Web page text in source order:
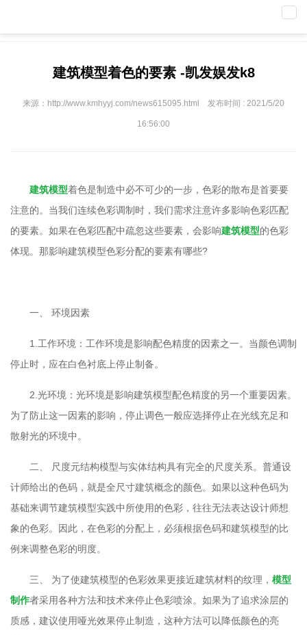
导
建筑模型着色的要素 -凯发娱发k8
来源：http://www.kmhyyj.com/news615095.html 发布时间 : 2021/5/20
16:56:00
建筑模型着色是制造中必不可少的一步，色彩的散布是首要要
注意的。当我们连续色彩调制时，我们需求注意许多影响色彩匹配
的要素。如果在色彩匹配中疏忽这些要素，会影响建筑模型的色彩
体现。那影响建筑模型色彩分配的要素有哪些?
一、 环境因素
1.工作环境：工作环境是影响配色精度的因素之一。当颜色调制
停止时，应在白色衬底上停止制备。
2.光环境：光环境是影响建筑模型配色精度的另一个重要因素。
为了防止这一因素的影响，停止调色一般应选择停止在光线充足和
散射光的环境中。
二、 尺度元结构模型与实体结构具有完全的尺度关系。普通设
计师给出的色码，就是全尺寸建筑概念的颜色。如果以这种色码为
基础来调节建筑模型实践中所使用的色彩，往往无法表达设计师想
象的色彩。因此，在色彩的分配上，必须根据色码和建筑模型的比
例来调整色彩的明度。
三、 为了使建筑模型的色彩效果更接近建筑材料的纹理， 模型
制作者采用各种方法和技术来停止色彩喷涂。如果为了追求涂层的
质感，建议使用哑光效果停止制造，这种方法可以降低颜色的亮